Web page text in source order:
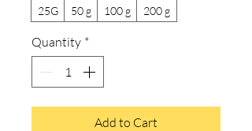
25G
50 g 100 g 200 g
Quantity *
Add to Cart